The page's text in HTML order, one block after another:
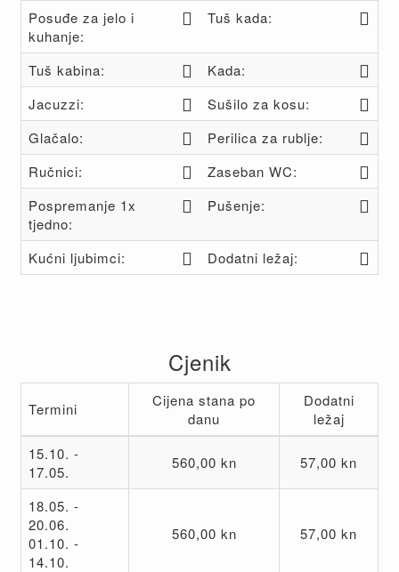
Posuđe za jelo i
kuhanje:
Tuš kada:
Tuš kabina:
Kada:
Jacuzzi:
Sušilo za kosu:
Glačalo:
Perilica za rublje:
Ručnici:
Zaseban WC:
Pospremanje 1x
tjedno:
Pušenje:
Kućni ljubimci: Dodatni ležaj:
Cjenik
Termini
Cijena stana po
danu
Dodatni
ležaj
15.10. -
17.05.
560,00 kn 57,00 kn
18.05. -
20.06.
01.10. -
14.10.
560,00 kn 57,00 kn